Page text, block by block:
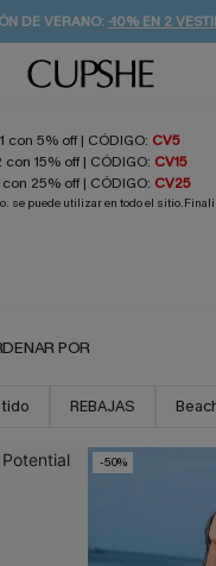
DE VERANO:-10% EN 2
& GANAR -10% EXTRA!
GRATUITO A PARTIR DE 49 €
1 con 5% off | CÓDIGO: CV5
con 15% off | CÓDIGO: CV15
25% off | CÓDIGO: CV25
se puede utilizar en todo el
POR
REBAJAS
-50%